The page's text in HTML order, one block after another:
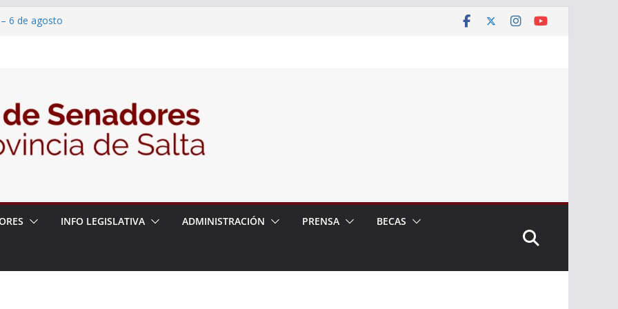
6 de agosto
– 06/08/26 – Créase el Ente Salteño
Vegetal
INFO LEGISLATIVA ADMINISTRACIÓN PRENSA BECAS